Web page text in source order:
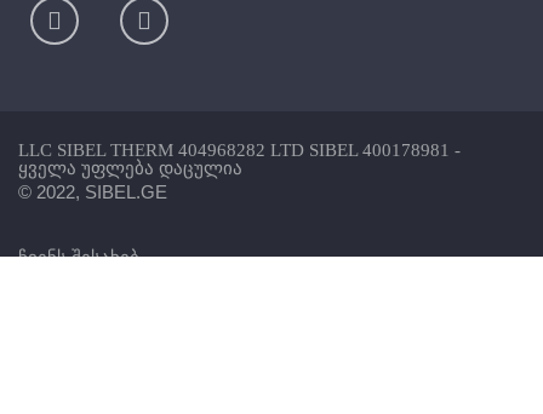
LLC SIBEL THERM 404968282 LTD SIBEL 400178981 -
ყველა უფლება დაცულია
© 2022, SIBEL.GE
ჩვენს შესახებ